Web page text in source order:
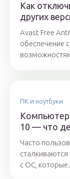
Как
других
Avast Free
обеспечение
ПК и ноутбуки
Компьютер
10 — что
Часто
с ОС,